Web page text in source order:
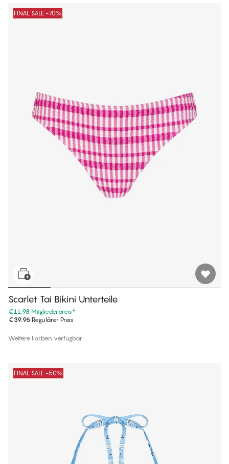
FINAL SALE -70%
Scarlet Tai Bikini Unterteile
€11.98 Mitgliederpreis*
€39.95 Regulärer Preis
Weitere Farben verfügbar
FINAL SALE -50%